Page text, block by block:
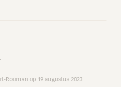
Rooman op 19 augustus 2023